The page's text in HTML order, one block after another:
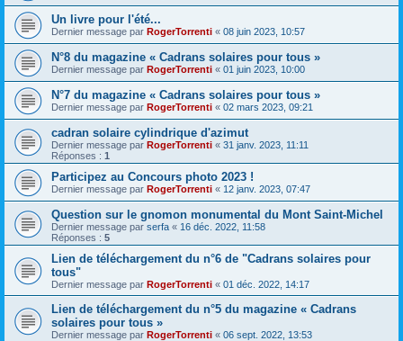
Un livre pour l'été...
Dernier message par RogerTorrenti « 08 juin 2023, 10:57
N°8 du magazine « Cadrans solaires pour tous »
Dernier message par RogerTorrenti « 01 juin 2023, 10:00
N°7 du magazine « Cadrans solaires pour tous »
Dernier message par RogerTorrenti « 02 mars 2023, 09:21
cadran solaire cylindrique d'azimut
Dernier message par RogerTorrenti « 31 janv. 2023, 11:11
Réponses : 1
Participez au Concours photo 2023 !
Dernier message par RogerTorrenti « 12 janv. 2023, 07:47
Question sur le gnomon monumental du Mont Saint-Michel
Dernier message par serfa « 16 déc. 2022, 11:58
Réponses : 5
Lien de téléchargement du n°6 de "Cadrans solaires pour
tous"
Dernier message par RogerTorrenti « 01 déc. 2022, 14:17
Lien de téléchargement du n°5 du magazine « Cadrans
solaires pour tous »
Dernier message par RogerTorrenti « 06 sept. 2022, 13:53